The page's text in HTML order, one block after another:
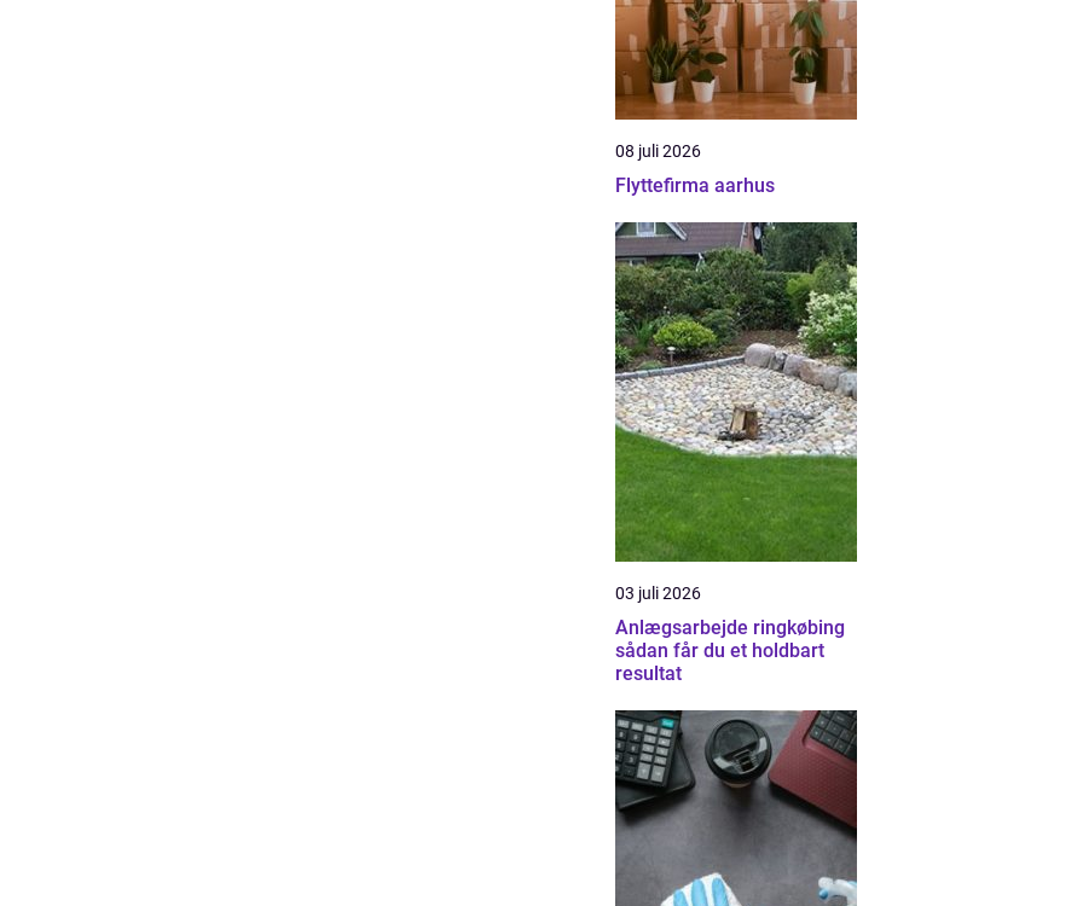
08 juli 2026
Flyttefirma aarhus
03 juli 2026
Anlægsarbejde ringkøbing
sådan får du et holdbart
resultat